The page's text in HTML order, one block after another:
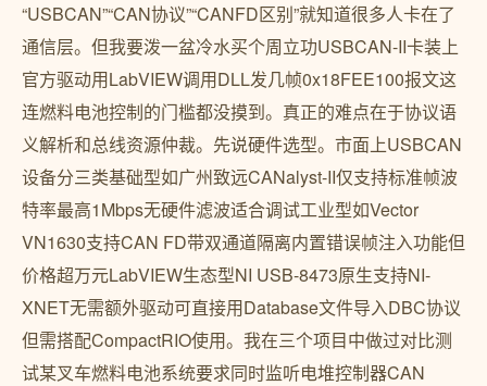
“USBCAN”“CAN协议”“CANFD区别”就知道很多人卡在了
通信层。但我要泼一盆冷水买个周立功USBCAN-II卡装上
官方驱动用LabVIEW调用DLL发几帧0x18FEE100报文这
连燃料电池控制的门槛都没摸到。真正的难点在于协议语
义解析和总线资源仲裁。先说硬件选型。市面上USBCAN
设备分三类基础型如广州致远CANalyst-II仅支持标准帧波
特率最高1Mbps无硬件滤波适合调试工业型如Vector
VN1630支持CAN FD带双通道隔离内置错误帧注入功能但
价格超万元LabVIEW生态型NI USB-8473原生支持NI-
XNET无需额外驱动可直接用Database文件导入DBC协议
但需搭配CompactRIO使用。我在三个项目中做过对比测
试某叉车燃料电池系统要求同时监听电堆控制器CAN